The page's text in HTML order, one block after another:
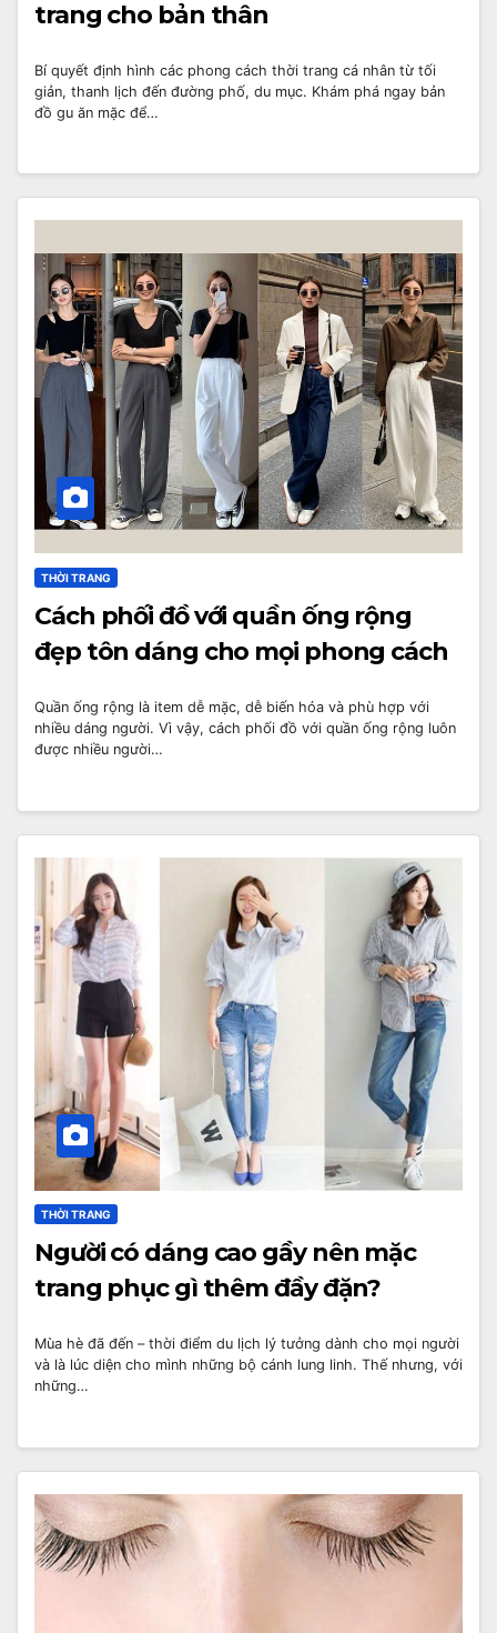
trang cho bản thân
Bí quyết định hình các phong cách thời trang cá nhân từ tối
giản, thanh lịch đến đường phố, du mục. Khám phá ngay bản
đồ gu ăn mặc để…
THỜI TRANG
Cách phối đồ với quần ống rộng
đẹp tôn dáng cho mọi phong cách
Quần ống rộng là item dễ mặc, dễ biến hóa và phù hợp với
nhiều dáng người. Vì vậy, cách phối đồ với quần ống rộng luôn
được nhiều người…
THỜI TRANG
Người có dáng cao gầy nên mặc
trang phục gì thêm đầy đặn?
Mùa hè đã đến – thời điểm du lịch lý tưởng dành cho mọi người
và là lúc diện cho mình những bộ cánh lung linh. Thế nhưng, với
những…